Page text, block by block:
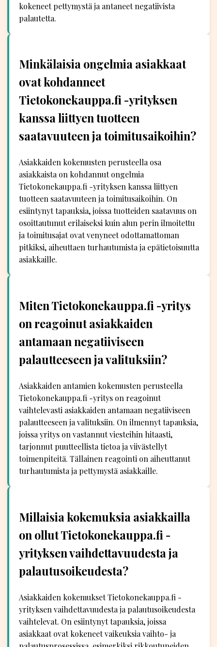
kokeneet pettymystä ja antaneet negatiivista
palautetta.
Minkälaisia ongelmia asiakkaat
ovat kohdanneet
Tietokonekauppa.fi -yrityksen
kanssa liittyen tuotteen
saatavuuteen ja toimitusaikoihin?
Asiakkaiden kokemusten perusteella osa
asiakkaista on kohdannut ongelmia
Tietokonekauppa.fi -yrityksen kanssa liittyen
tuotteen saatavuuteen ja toimitusaikoihin. On
esiintynyt tapauksia, joissa tuotteiden saatavuus on
osoittautunut erilaiseksi kuin alun perin ilmoitettu
ja toimitusajat ovat venyneet odottamattoman
pitkiksi, aiheuttaen turhautumista ja epätietoisuutta
asiakkaille.
Miten Tietokonekauppa.fi -yritys
on reagoinut asiakkaiden
antamaan negatiiviseen
palautteeseen ja valituksiin?
Asiakkaiden antamien kokemusten perusteella
Tietokonekauppa.fi -yritys on reagoinut
vaihtelevasti asiakkaiden antamaan negatiiviseen
palautteeseen ja valituksiin. On ilmennyt tapauksia,
joissa yritys on vastannut viesteihin hitaasti,
tarjonnut puutteellista tietoa ja viivästellyt
toimenpiteitä. Tällainen reagointi on aiheuttanut
turhautumista ja pettymystä asiakkaille.
Millaisia kokemuksia asiakkailla
on ollut Tietokonekauppa.fi -
yrityksen vaihdettavuudesta ja
palautusoikeudesta?
Asiakkaiden kokemukset Tietokonekauppa.fi -
yrityksen vaihdettavuudesta ja palautusoikeudesta
vaihtelevat. On esiintynyt tapauksia, joissa
asiakkaat ovat kokeneet vaikeuksia vaihto- ja